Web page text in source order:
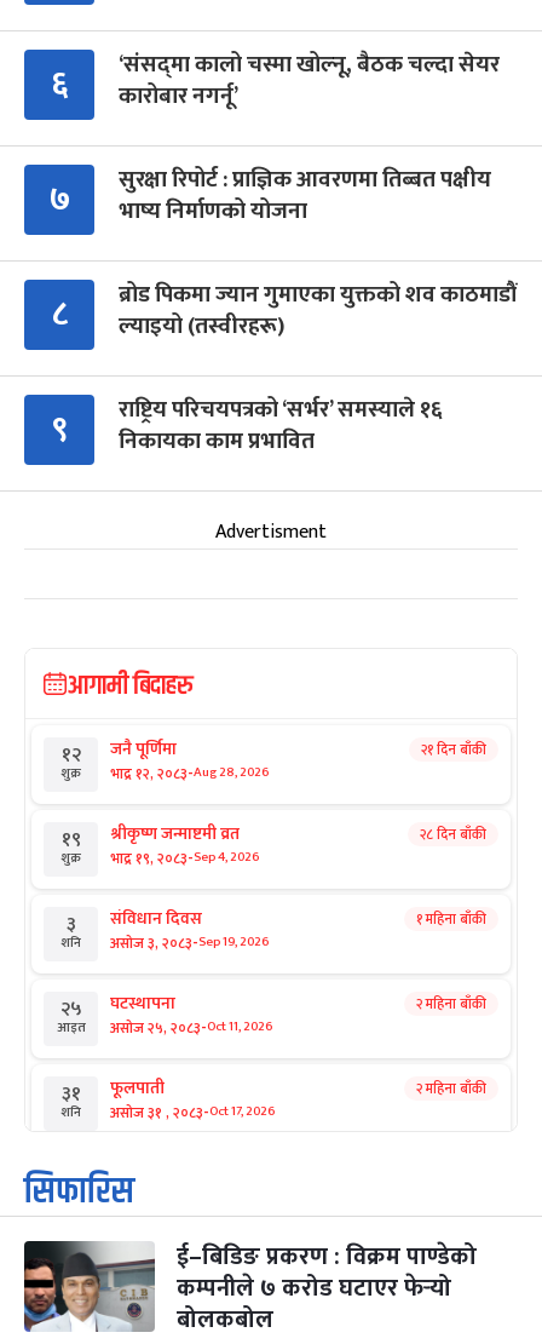
६
‘संसद्‍मा कालो चस्मा खोल्नू, बैठक चल्दा सेयर
कारोबार नगर्नू’
७
सुरक्षा रिपोर्ट : प्राज्ञिक आवरणमा तिब्बत पक्षीय
भाष्य निर्माणको योजना
८
ब्रोड पिकमा ज्यान गुमाएका युक्तको शव काठमाडौं
ल्याइयो (तस्वीरहरू)
९
राष्ट्रिय परिचयपत्रको ‘सर्भर’ समस्याले १६
निकायका काम प्रभावित
Advertisment
आगामी बिदाहरु
१२
शुक्र
जनै पूर्णिमा
भाद्र १२, २०८३-Aug 28, 2026
२१ दिन बाँकी
१९
शुक्र
श्रीकृष्ण जन्माष्टमी व्रत
भाद्र १९, २०८३-Sep 4, 2026
२८ दिन बाँकी
३
शनि
संविधान दिवस
असोज ३, २०८३-Sep 19, 2026
१ महिना बाँकी
२५
आइत
घटस्थापना
असोज २५, २०८३-Oct 11, 2026
२ महिना बाँकी
३१
शनि
फूलपाती
असोज ३१ , २०८३-Oct 17, 2026
२ महिना बाँकी
१
आइत
कार्तिक सङ्क्रान्ति
कार्तिक १, २०८३
३
मंगल
महानवमी
कार्तिक ३, २०८३-Oct 20, 2026
२ महिना बाँकी
सिफारिस
ई–बिडिङ प्रकरण : विक्रम पाण्डेको
कम्पनीले ७ करोड घटाएर फेर्‍यो
बोलकबोल